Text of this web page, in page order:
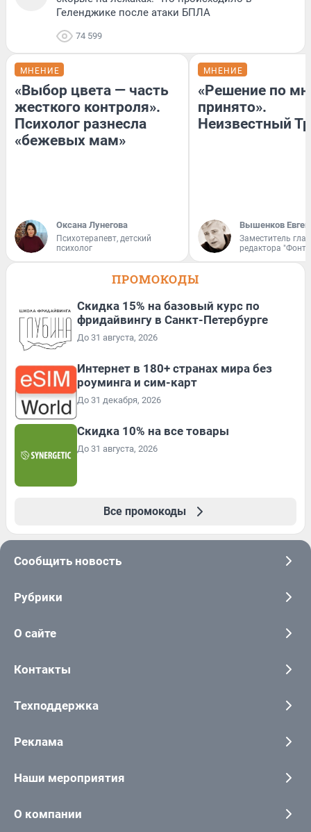
Геленджике после атаки БПЛА
74 599
МНЕНИЕ
«Выбор цвета — часть
жесткого контроля».
Психолог разнесла
«бежевых мам»
Оксана Лунегова
Психотерапевт, детский
психолог
МНЕНИЕ
«Решение по
принято».
Неизвестный
Вышенков
Заместитель
редактора
ПРОМОКОДЫ
Скидка 15% на базовый курс по
фридайвингу в Санкт-Петербурге
До 31 августа, 2026
Интернет в 180+ странах мира без
роуминга и сим-карт
До 31 декабря, 2026
Скидка 10% на все товары
До 31 августа, 2026
Все промокоды
Сообщить новость
Рубрики
О сайте
Контакты
Техподдержка
Реклама
Наши мероприятия
О компании